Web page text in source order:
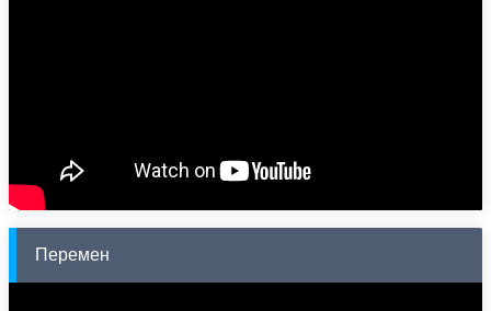
Перемен